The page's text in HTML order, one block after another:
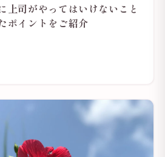
上司がやってはいけないこと
ポイントをご紹介